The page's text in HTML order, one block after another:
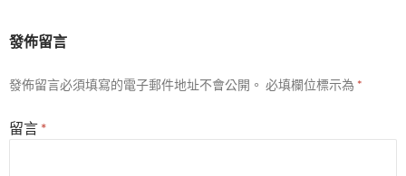
發佈留言
發佈留言必須填寫的電子郵件地址不會公開。 必填欄位標示為 *
留言 *